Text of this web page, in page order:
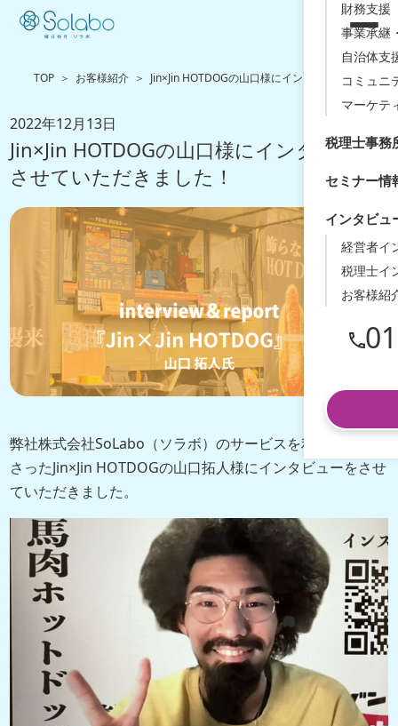
財務支援
事業承継
自治体支
コミュニ
マーケテ
税理士事務
セミナー情
インタビュ
経営者イ
税理士イ
お客様紹
TOP お客様紹介 Jin×Jin HOTDOGの山口様にインタビューさせてい
2022年12月13日
Jin×Jin HOTDOGの山口様にインタビュー
させていただきました！
弊社株式会社SoLabo（ソラボ）のサービスを利用してくだ
さったJin×Jin HOTDOGの山口拓人様にインタビューをさせ
ていただきました。